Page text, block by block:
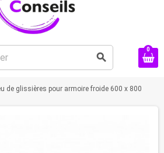
search
0
de glissières pour armoire froide 600 x 800